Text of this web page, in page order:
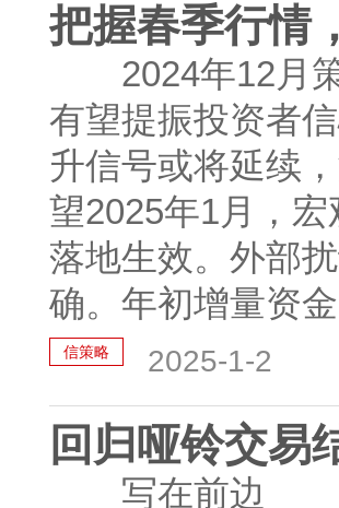
把握春季行情
2024年12月策
有望提振投资者
升信号或将延续
望2025年1月，
落地生效。外部
确。年初增量资
信策略 2025-1-2
回归哑铃交易
写在前边 上